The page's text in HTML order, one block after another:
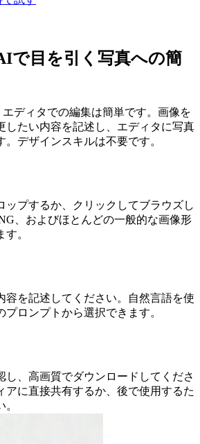
で目を引く写真への簡
エディタでの編集は簡単です。画像を
したい内容を記述し、エディタに写真
。デザインスキルは不要です。
ップするか、クリックしてブラウズし
、およびほとんどの一般的な画像形
。
容を記述してください。自然言語を使
プロンプトから選択できます。
し、高画質でダウンロードしてくださ
アに直接共有するか、後で使用するた